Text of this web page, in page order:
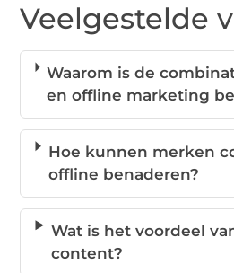
Veelgestelde
Waarom is de
en offline marketing
Hoe kunnen merken
offline benaderen?
Wat is het voordeel
content?